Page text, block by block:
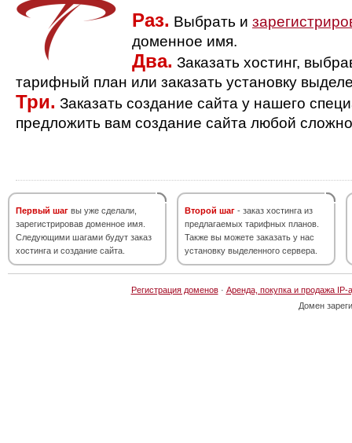
Раз. Выбрать и
доменное имя.
Два. Заказать хостинг,
тарифный план или заказать установку
Три. Заказать создание сайта у нашего
предложить вам создание сайта любой
Первый шаг вы уже сделали,
зарегистрировав доменное имя.
Следующими шагами будут заказ
хостинга и создание сайта.
Второй шаг - заказ хостинга из
предлагаемых тарифных планов.
Также вы можете заказать у нас
установку выделенного сервера.
Регистрация доменов· Аренда, покупка и продажа IP-
Домен